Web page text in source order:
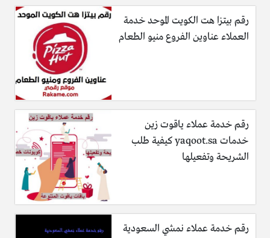
رقم بيتزا هت الكويت الموحد خدمة
العملاء عناوين الفروع منيو الطعام
رقم خدمة عملاء ياقوت زين
خدمات yaqoot.sa كيفية طلب
الشريحة وتفعيلها
رقم خدمة عملاء نمشي السعودية